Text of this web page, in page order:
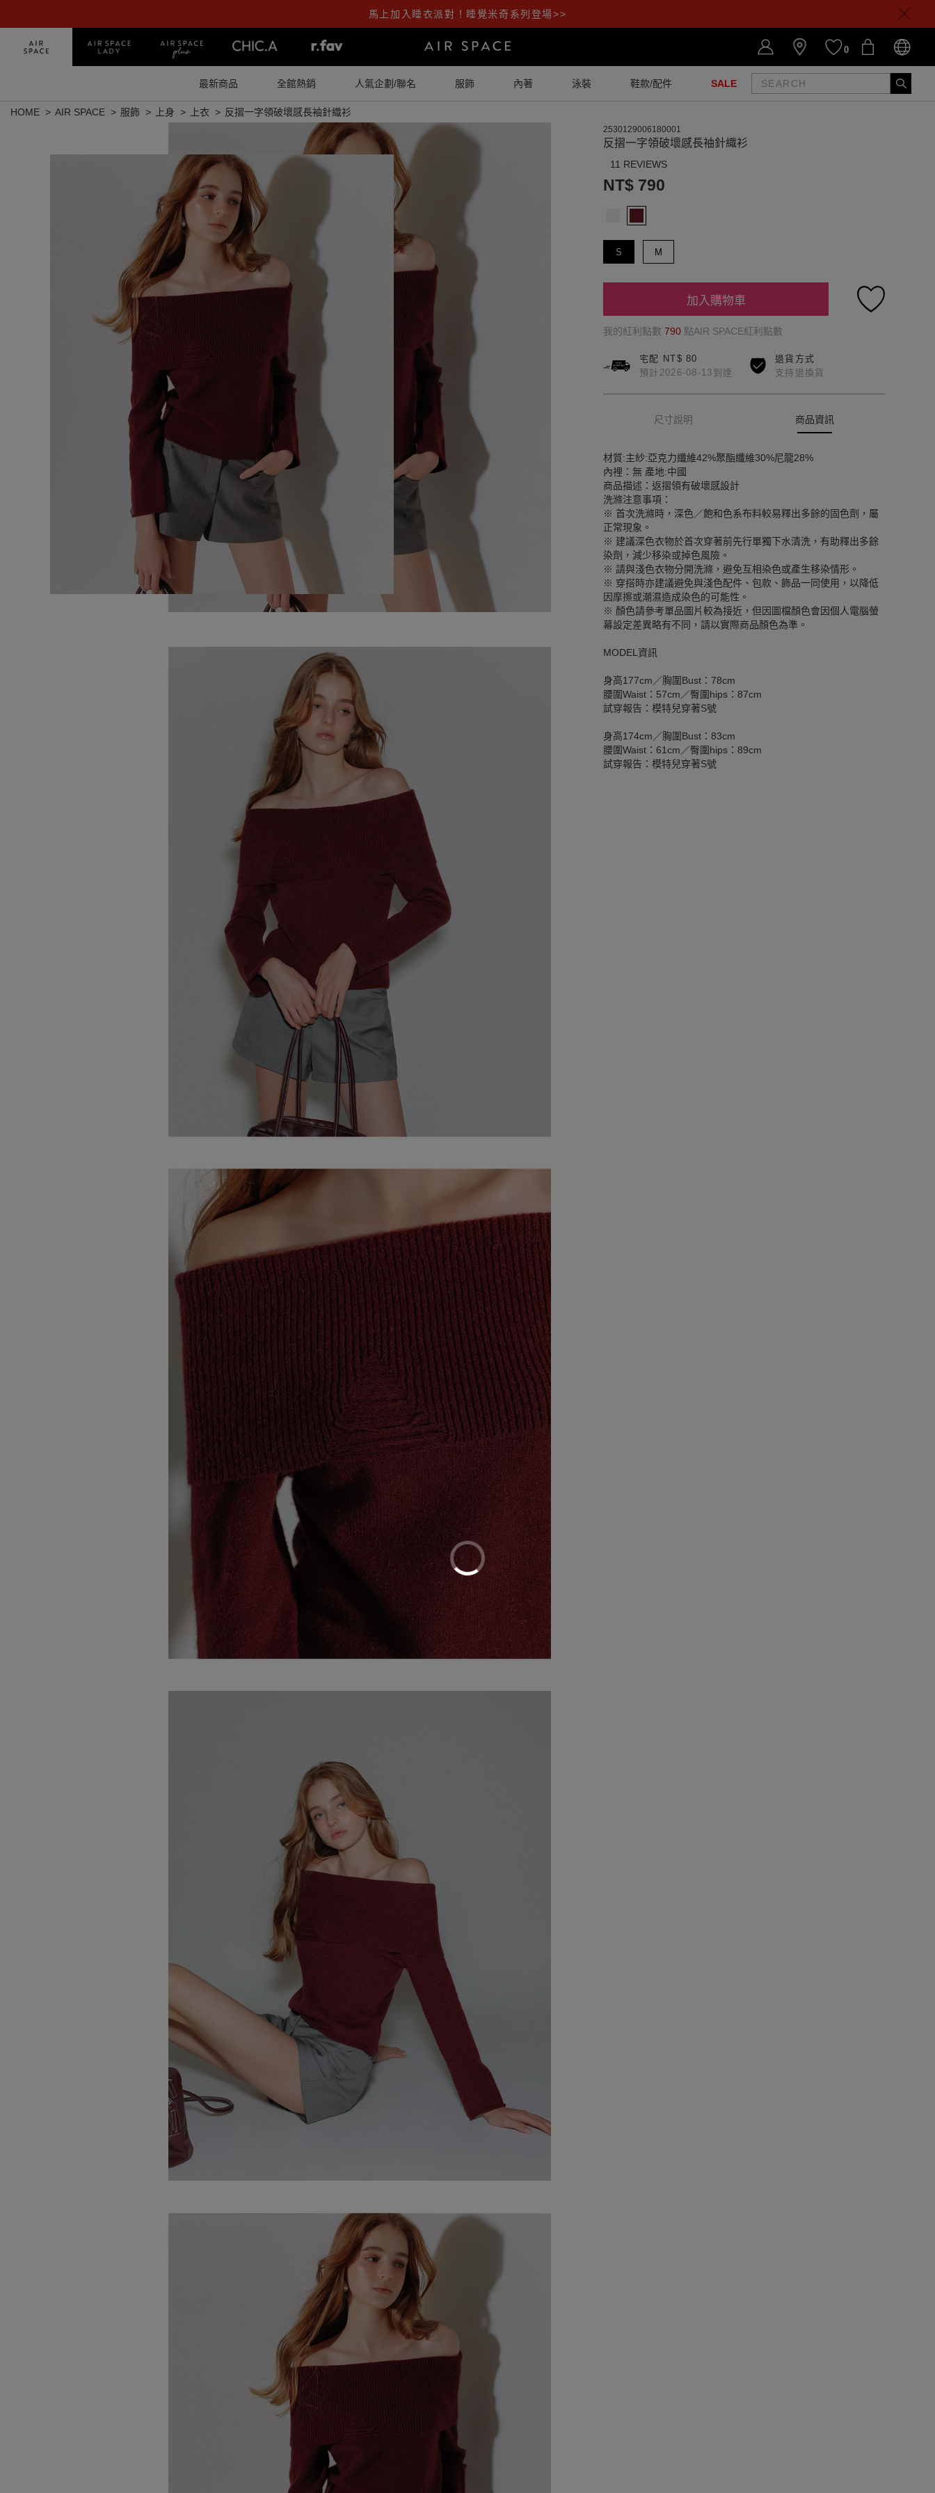
馬上加入睡衣派對！睡覺米奇系列登場>>
0
最新商品 全館熱銷 人氣企劃/聯名 服飾 內著 泳裝 鞋款/配件 SALE
HOME AIR SPACE 服飾 上身 上衣 反摺一字領破壞感長袖針織衫
2530129006180001
反摺一字領破壞感長袖針織衫
11 REVIEWS
NT$ 790
S M
加入購物車
我的紅利點數 790 點AIR SPACE紅利點數
宅配 NT$ 80
預計2026-08-13到達
退貨方式
支持退換貨
尺寸說明 商品資訊
材質:主紗:亞克力纖維42%聚酯纖維30%尼龍28%
內裡：無 產地:中國
商品描述：返摺領有破壞感設計
洗滌注意事項：
※ 首次洗滌時，深色／飽和色系布料較易釋出多餘的固色劑，屬
正常現象。
※ 建議深色衣物於首次穿著前先行單獨下水清洗，有助釋出多餘
染劑，減少移染或掉色風險。
※ 請與淺色衣物分開洗滌，避免互相染色或產生移染情形。
※ 穿搭時亦建議避免與淺色配件、包款、飾品一同使用，以降低
因摩擦或潮濕造成染色的可能性。
※ 顏色請參考單品圖片較為接近，但因圖檔顏色會因個人電腦螢
幕設定差異略有不同，請以實際商品顏色為準。
MODEL資訊
身高177cm／胸圍Bust：78cm
腰圍Waist：57cm／臀圍hips：87cm
試穿報告：模特兒穿著S號
身高174cm／胸圍Bust：83cm
腰圍Waist：61cm／臀圍hips：89cm
試穿報告：模特兒穿著S號